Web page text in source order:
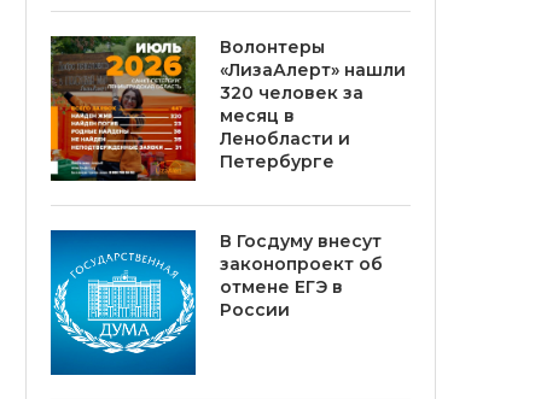
Волонтеры
«ЛизаАлерт» нашли
320 человек за
месяц в
Ленобласти и
Петербурге
В Госдуму внесут
законопроект об
отмене ЕГЭ в
России